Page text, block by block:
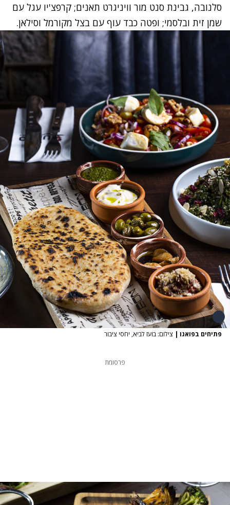
סלנובה, גבינת סנט מור וויניגרט תאנים; קרפצ'יו עגל עם
שמן זית ובלסמי; ופטה כבד עוף עם בצל מקורמל וסילאן.
פתיחים בפואגו | צילום: בועז לביא, יחסי ציבור
פרסומת